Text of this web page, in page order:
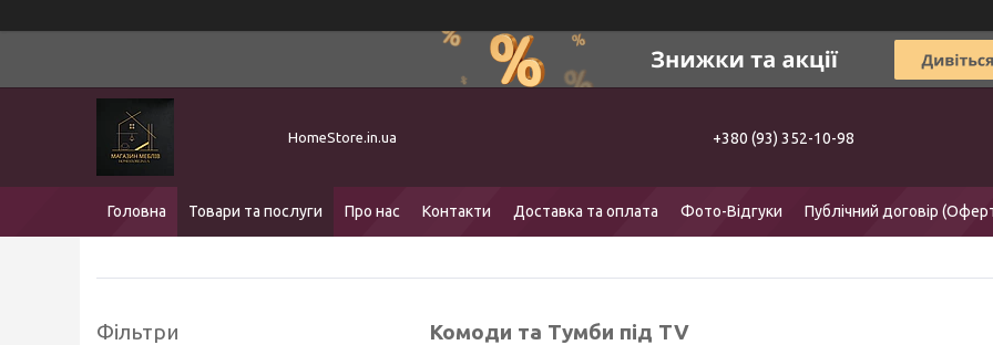
HomeStore.in.ua +380 (93) 352-10-98
Головна Товари та послуги Про нас Контакти Доставка та оплата Фото-Відгуки Публічний договір
Комоди та Тумби під TV
Фільтри